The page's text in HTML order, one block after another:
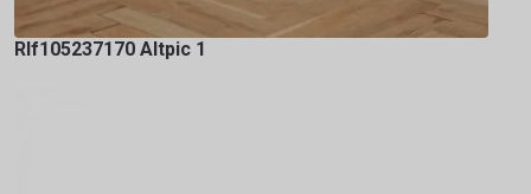
Rlf105237170 Altpic 1